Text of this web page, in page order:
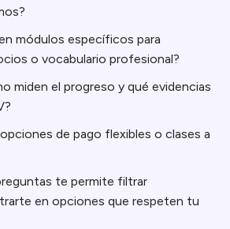
módulos específicos para
o vocabulario profesional?
miden el progreso y qué evidencias
de pago flexibles o clases a
te permite filtrar
en opciones que respeten tu